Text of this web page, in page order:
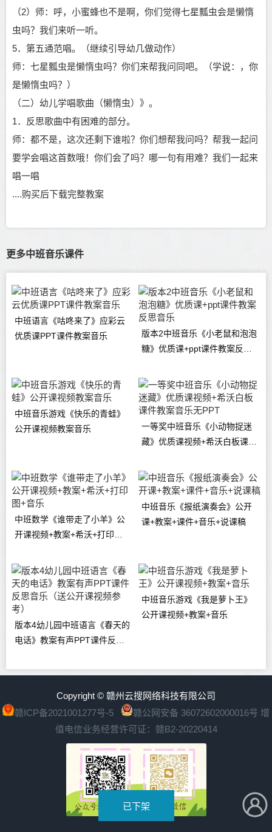
（2）师：呼，小蜜蜂也不是啊，你们觉得七星瓢虫会是懒惰
虫吗？我们来听一听。
5．第五通范唱。（继续引导幼几做动作）
师：七星瓢虫是懒惰虫吗？你们来帮我问同吧。（学说：，你
是懒惰虫吗？）
（二）幼儿学唱歌曲（懒惰虫）》。
1．反思歌曲中有困难的部分。
师：都不是，这次还剩下谁啦？你们想帮我问吗？帮我一起问
要学会唱这首数哦！你们会了吗？哪一句有用难？我们一起来
唱一唱
....购买后下载完整教案
更多中班音乐课件
中班语言《咕咚来了》应彩云
优质课PPT课件教案音乐
版本2中班音乐《小老鼠和泡泡
糖》优质课+ppt课件教案反思
中班音乐游戏《快乐的青蛙》
公开课视频教案音乐
一等奖中班音乐《小动物捉迷
藏》优质课视频+希沃白板课件
中班数学《谁带走了小羊》公
开课视频+教案+希沃+打印图
中班音乐《报纸演奏会》公开
课+教案+课件+音乐+说课稿
版本4幼儿园中班语言《春天的
电话》教案有声PPT课件反思
中班音乐游戏《我是萝卜王》
公开课视频+教案+音乐
已下架
Copyright © 赣州云搜网络科技有限公司
赣ICP备2021001277号-5
赣公网安备 36072602000016号 增
值电信业务经营许可证：赣B2-20220414